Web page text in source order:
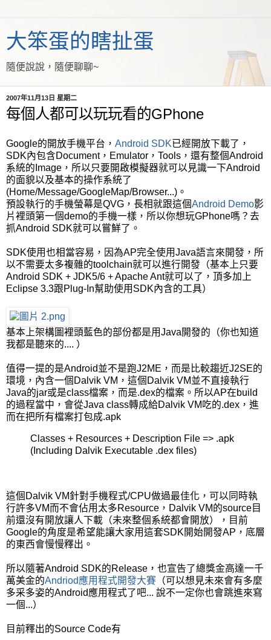
大笨蛋的瞎扯蛋
隨便說說，隨便聊聊~
2007年11月13日 星期二
每個人都可以玩玩看的GPhone
Google的開放手機平台， Android SDK已經開放下載了，
SDK內包含Document，Emulator，Tools，還有整個Android
系統的Image，所以只要開啟模擬器就可以見識一下Android
的面貌以及基本的操作系統了
(Home/Message/GoogleMap/Browser...)。
預設執行的手機螢幕是QVG，長相就跟這個Android Demo影
片裡頭第一個demo的手機一樣，所以你想玩GPhone嗎？去
抓Android SDK就可以嘗鮮了。
SDK使用也相當容易，因為AP完全使用Java語言來開發，所
以不需要太多複雜的toolchain就可以進行開發（基本上只要
Android SDK + JDK5/6 + Apache Ant就可以了，頂多加上
Eclipse 3.3跟Plug-In幫助使用SDK內含的工具）
基本上架構圖裡頭藍色的部份都是用Java開發的（你也知道
我都是聽來的.... ）
值得一提的是Android並不是跑J2ME，而是比較趨近J2SE的
環境，內含一個Dalvik VM，這個Dalvik VM並不直接執行
Java的jar或是class檔案，而是.dex的檔案。所以AP在build
的過程當中，會從Java class轉成給Dalvik VM吃的.dex，進
而在把所有檔案打包成.apk
Classes + Resources + Description File => .apk
(Including Dalvik Executable .dex files)
這個Dalvik VM針對手機程式/CPU做過最佳化，可以同時執
行許多VM而不會佔用太多Resource，Dalvik VM的source目
前還沒有開放讓人下載（未來整個系統都會開放），目前
Google的角度是希望能讓大家用這套SDK開始開發AP，底層
的東西會慢慢釋出。
所以隨著Android SDK的Release，也宣告了總獎金高達一千
萬美金的Andriod應用程式開發大賽 （可以想見未來會有多麼
多采多姿的Android應用程式了吧... 說不一定你也會跳進來寫
一個...）
目前釋出的Source Code有